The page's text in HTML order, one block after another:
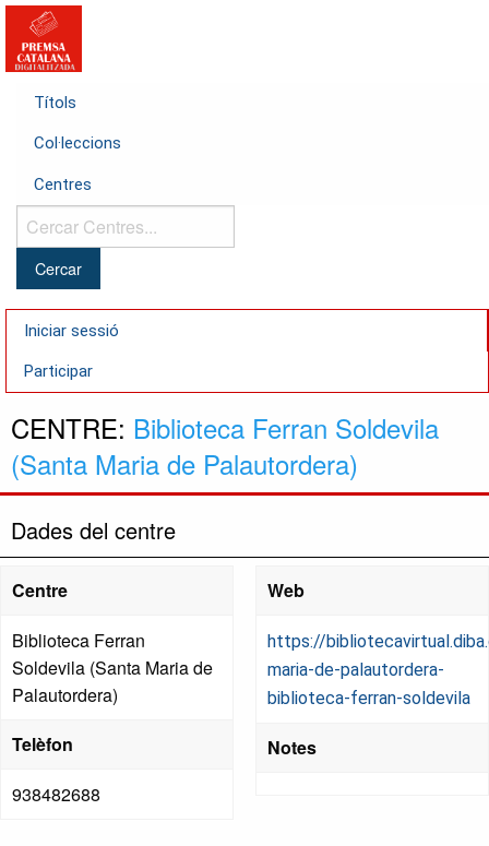
Títols
Col·leccions
Centres
Cercar
Centres...
Iniciar sessió
Participar
CENTRE: Biblioteca Ferran Soldevila
(Santa Maria de Palautordera)
Dades del centre
Centre
Biblioteca Ferran
Soldevila (Santa Maria de
Palautordera)
Telèfon
938482688
Web
https://
maria-de-palautordera-
biblioteca-ferran-soldevila
Notes